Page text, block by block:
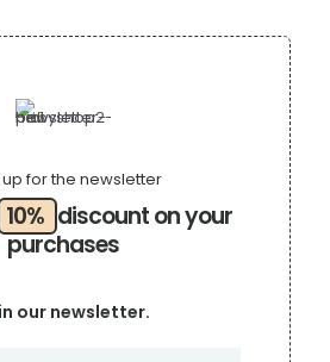
10% discount on your
purchases
up for the newsletter
our newsletter.